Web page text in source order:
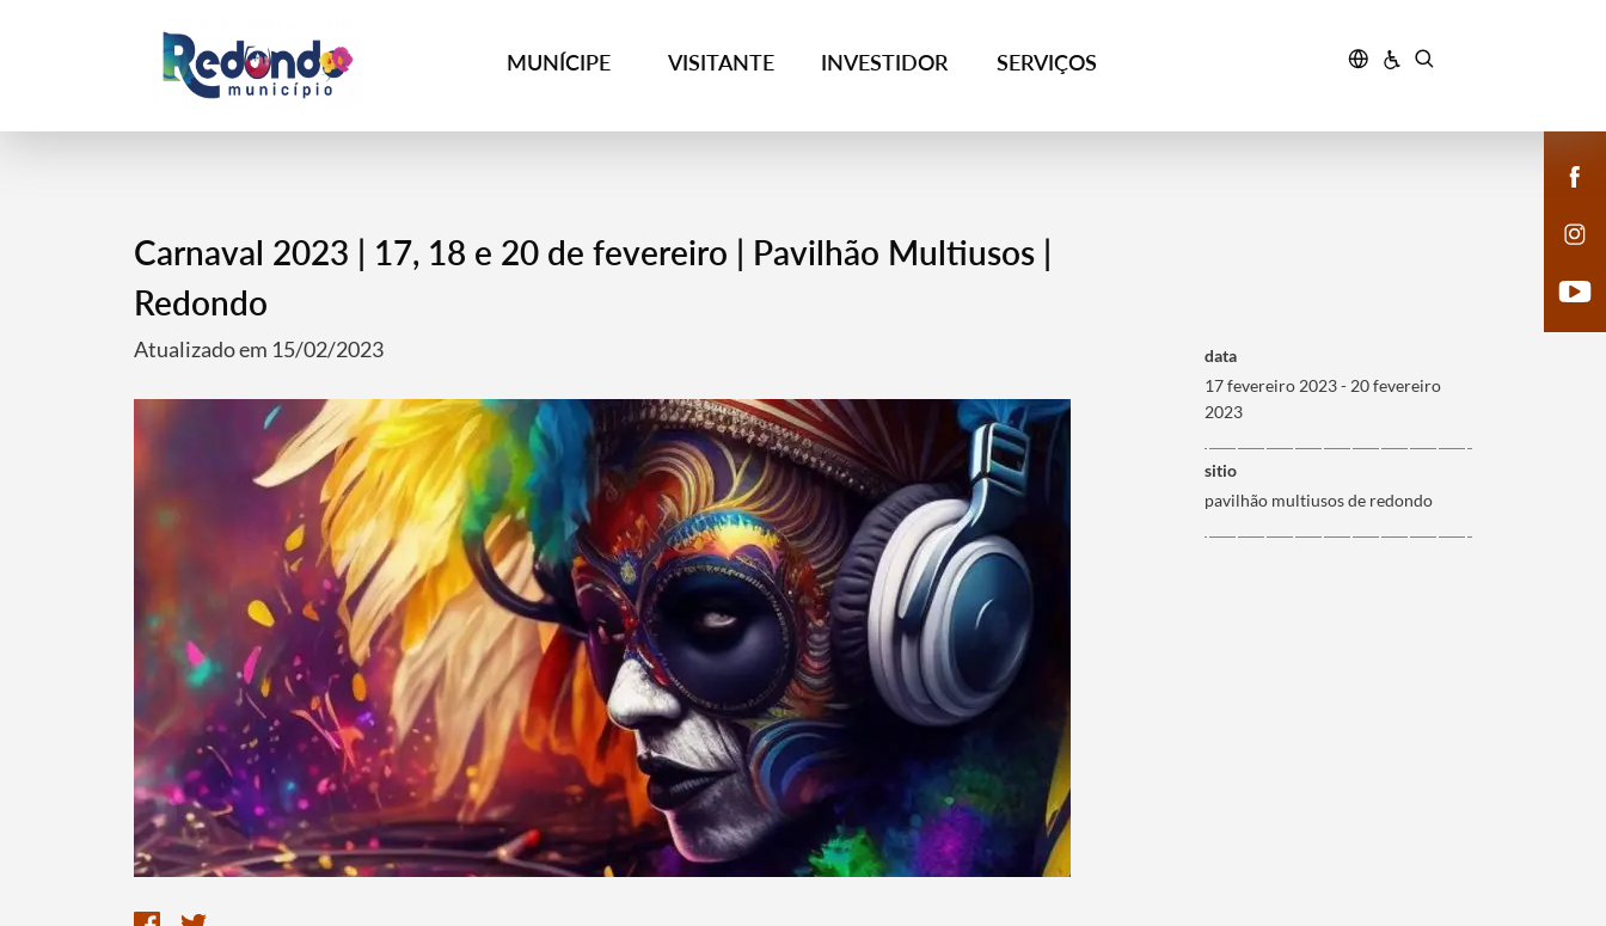
MUNÍCIPE VISITANTE INVESTIDOR SERVIÇOS
Carnaval 2023 | 17, 18 e 20 de fevereiro | Pavilhão Multiusos |
Redondo
Atualizado em 15/02/2023
data
17 fevereiro 2023 - 20 fevereiro
2023
sitio
pavilhão multiusos de redondo